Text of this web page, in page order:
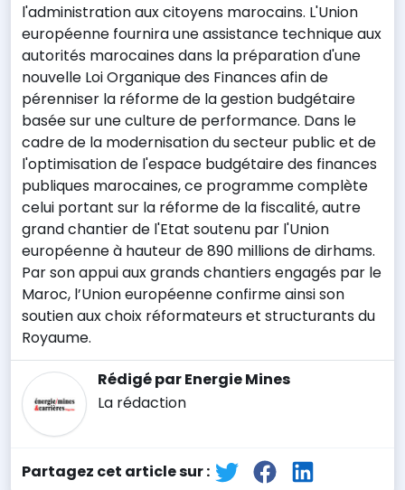
l'administration aux citoyens marocains. L'Union
européenne fournira une assistance technique aux
autorités marocaines dans la préparation d'une
nouvelle Loi Organique des Finances afin de
pérenniser la réforme de la gestion budgétaire
basée sur une culture de performance. Dans le
cadre de la modernisation du secteur public et de
l'optimisation de l'espace budgétaire des finances
publiques marocaines, ce programme complète
celui portant sur la réforme de la fiscalité, autre
grand chantier de l'Etat soutenu par l'Union
européenne à hauteur de 890 millions de dirhams.
Par son appui aux grands chantiers engagés par le
Maroc, l’Union européenne confirme ainsi son
soutien aux choix réformateurs et structurants du
Royaume.
Rédigé par Energie Mines
La rédaction
Partagez cet article sur :